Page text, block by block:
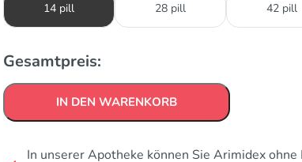
14 pill 28 pill 42 pill
Gesamtpreis:
IN DEN WARENKORB
In unserer Apotheke können Sie Arimidex